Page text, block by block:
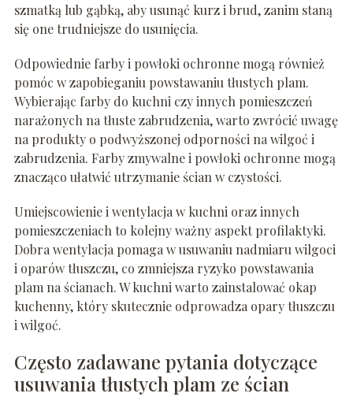
szmatką lub gąbką, aby usunąć kurz i brud, zanim staną
się one trudniejsze do usunięcia.
Odpowiednie farby i powłoki ochronne mogą również
pomóc w zapobieganiu powstawaniu tłustych plam.
Wybierając farby do kuchni czy innych pomieszczeń
narażonych na tłuste zabrudzenia, warto zwrócić uwagę
na produkty o podwyższonej odporności na wilgoć i
zabrudzenia. Farby zmywalne i powłoki ochronne mogą
znacząco ułatwić utrzymanie ścian w czystości.
Umiejscowienie i wentylacja w kuchni oraz innych
pomieszczeniach to kolejny ważny aspekt profilaktyki.
Dobra wentylacja pomaga w usuwaniu nadmiaru wilgoci
i oparów tłuszczu, co zmniejsza ryzyko powstawania
plam na ścianach. W kuchni warto zainstalować okap
kuchenny, który skutecznie odprowadza opary tłuszczu
i wilgoć.
Często zadawane pytania dotyczące
usuwania tłustych plam ze ścian